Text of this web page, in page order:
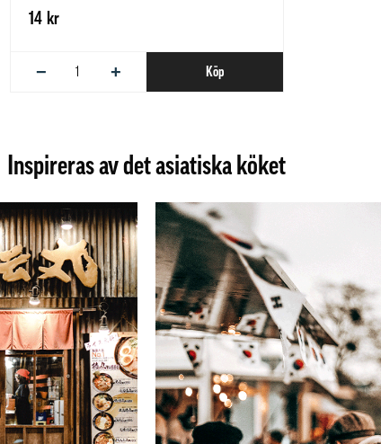
14 kr
− + Köp
Inspireras av det asiatiska köket